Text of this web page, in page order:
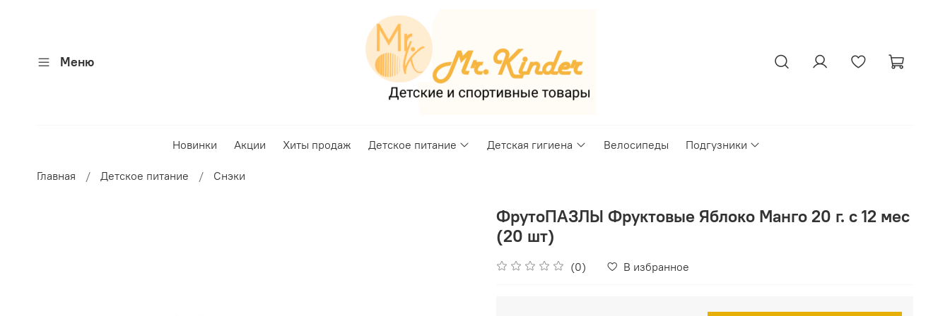
Меню
Новинки Акции Хиты продаж Детское питание Детская гигиена Велосипеды Подгузники
Главная Детское питание Снэки
ФрутоПАЗЛЫ Фруктовые Яблоко Манго 20 г. с 12 мес
(20 шт)
(0) В избранное